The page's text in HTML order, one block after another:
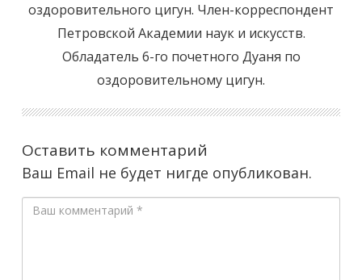
оздоровительного цигун. Член-корреспондент
Петровской Академии наук и искусств.
Обладатель 6-го почетного Дуаня по
оздоровительному цигун.
Оставить комментарий
Ваш Email не будет нигде опубликован.